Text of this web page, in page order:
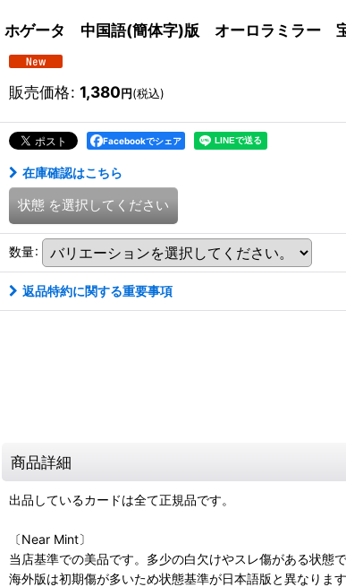
ホゲータ 中国語(簡体字)版 オーロラミラー
販売価格: 1,380円(税込)
Facebookでシェア
在庫確認はこちら
状態 を選択してください
数量:
返品特約に関する重要事項
商品詳細
出品しているカードは全て正規品です。
〔Near Mint〕
当店基準での美品です。多少の白欠けやスレ傷がある状態
海外版は初期傷が多いため状態基準が日本語版と異なりま